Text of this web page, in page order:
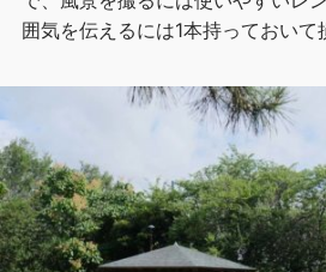
囲気を伝えるには1本持っておいて